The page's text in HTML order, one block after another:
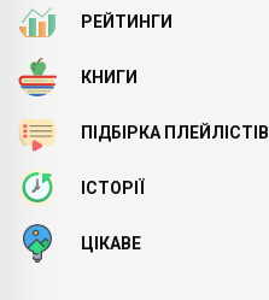
РЕЙТИНГИ
КНИГИ
ПІДБІРКА ПЛЕЙЛІСТІВ
ІСТОРІЇ
ЦІКАВЕ